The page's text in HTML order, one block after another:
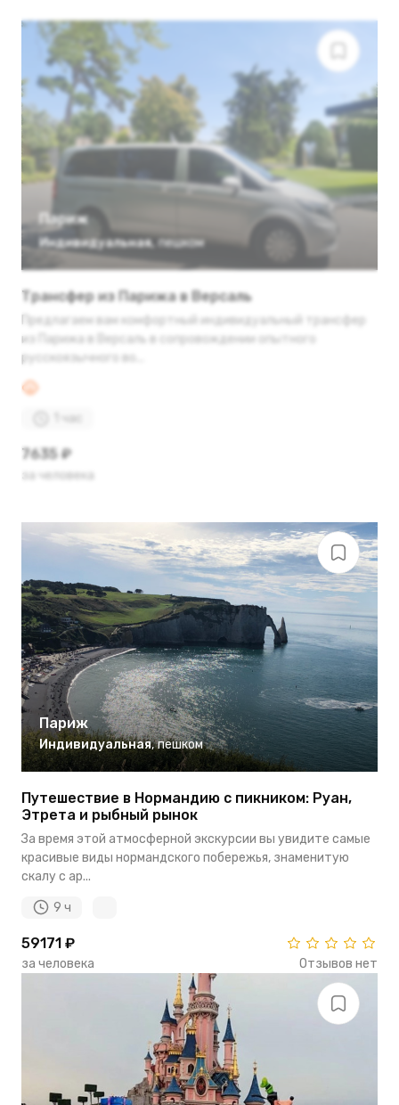
Париж
Индивидуальная, пешком
Трансфер из Парижа в Версаль
Предлагаем вам комфортный индивидуальный трансфер
из Парижа в Версаль в сопровождении опытного
русскоязычного во...
1 час
7635 ₽
за человека
Париж
Индивидуальная, пешком
Путешествие в Нормандию с пикником: Руан,
Этрета и рыбный рынок
За время этой атмосферной экскурсии вы увидите самые
красивые виды нормандского побережья, знаменитую
скалу с ар...
9 ч
59171 ₽
за человека Отзывов нет